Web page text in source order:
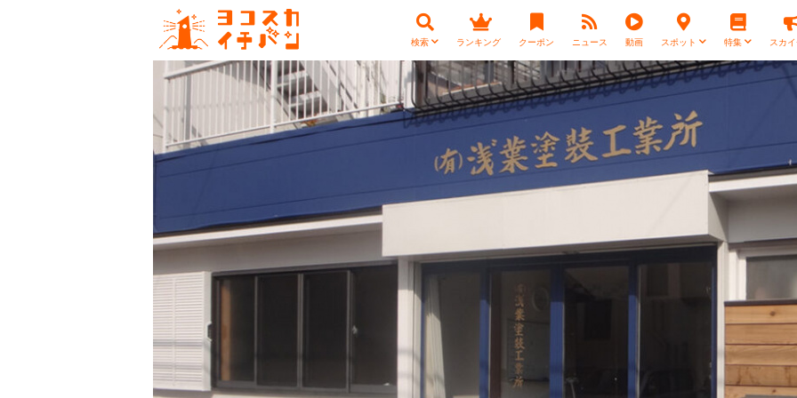
検索 ランキング クーポン ニュース 動画 スポット 特集 スカ